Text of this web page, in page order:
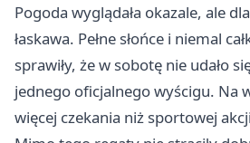
Pogoda wyglądała okazale, ale
łaskawa. Pełne słońce i niemal
sprawiły, że w sobotę nie udało
jednego oficjalnego wyścigu. Na
więcej czekania niż sportowej